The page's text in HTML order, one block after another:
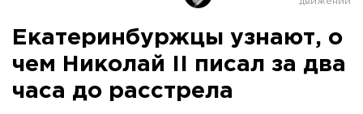
Екатеринбуржцы узнают, о
чем Николай II писал за два
часа до расстрела